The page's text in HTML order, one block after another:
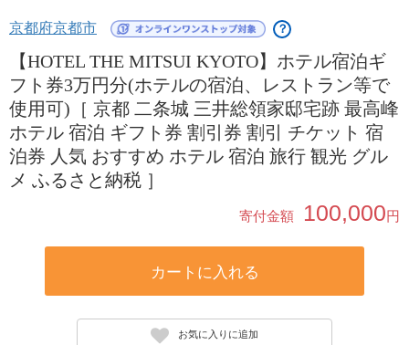
京都府京都市 ？
【HOTEL THE MITSUI KYOTO】ホテル宿泊ギ
フト券3万円分(ホテルの宿泊、レストラン等で
使用可)［ 京都 二条城 三井総領家邸宅跡 最高峰
ホテル 宿泊 ギフト券 割引券 割引 チケット 宿
泊券 人気 おすすめ ホテル 宿泊 旅行 観光 グル
メ ふるさと納税 ］
寄付金額 100,000円
カートに入れる
お気に入りに追加